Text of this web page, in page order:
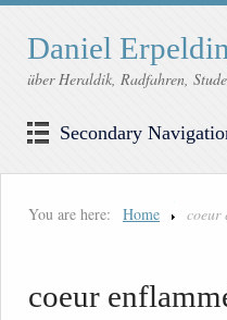
Daniel
über Heraldik, Radfahren,
Secondary
You are here: Home coeur
coeur